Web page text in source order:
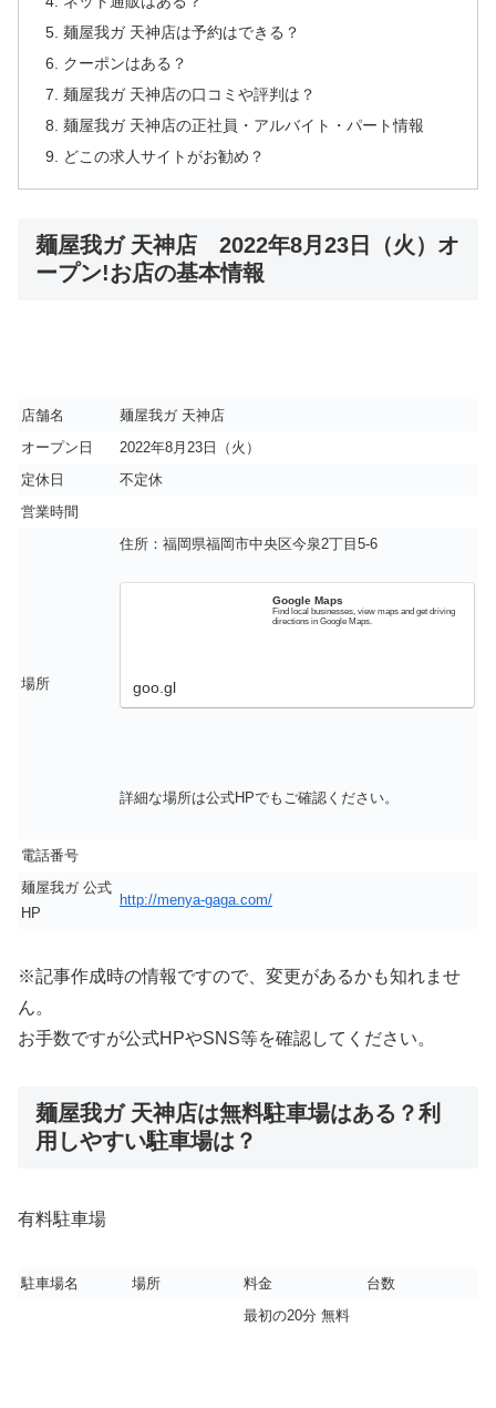
麺屋我ガ 天神店は予約はできる？
クーポンはある？
麺屋我ガ 天神店の口コミや評判は？
麺屋我ガ 天神店の正社員・アルバイト・パート情報
どこの求人サイトがお勧め？
麺屋我ガ 天神店 2022年8月23日（火）オ
ープン!お店の基本情報
店舗名
麺屋我ガ 天神店
オープン日
2022年8月23日（火）
定休日
不定休
営業時間
場所
住所：福岡県福岡市中央区今泉2丁目5-6
Google Maps
Find local businesses, view maps and get driving
directions in Google Maps.
goo.gl
詳細な場所は公式HPでもご確認ください。
電話番号
麺屋我ガ 公式
HP
http://menya-gaga.com/
※記事作成時の情報ですので、変更があるかも知れませ
ん。
お手数ですが公式HPやSNS等を確認してください。
麺屋我ガ 天神店は無料駐車場はある？利
用しやすい駐車場は？
有料駐車場
駐車場名 場所 料金
台数
最初の20分 無料